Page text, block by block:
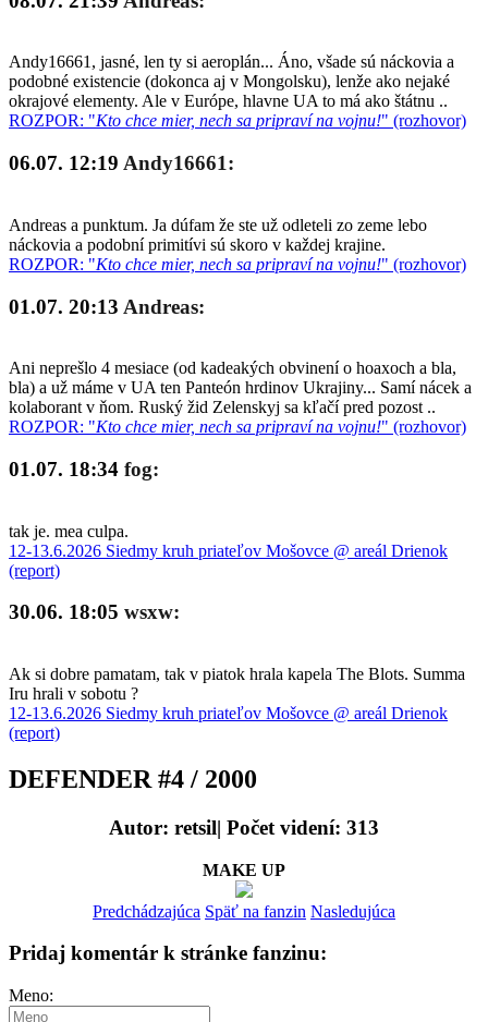
Andy16661, jasné, len ty si aeroplán... Áno, všade sú náckovia a
podobné existencie (dokonca aj v Mongolsku), lenže ako nejaké
okrajové elementy. Ale v Európe, hlavne UA to má ako štátnu ..
ROZPOR: "Kto chce mier, nech sa pripraví na vojnu!" (rozhovor)
06.07. 12:19 Andy16661:
Andreas a punktum. Ja dúfam že ste už odleteli zo zeme lebo
náckovia a podobní primitívi sú skoro v každej krajine.
ROZPOR: "Kto chce mier, nech sa pripraví na vojnu!" (rozhovor)
01.07. 20:13 Andreas:
Ani neprešlo 4 mesiace (od kadeakých obvinení o hoaxoch a bla,
bla) a už máme v UA ten Panteón hrdinov Ukrajiny... Samí nácek a
kolaborant v ňom. Ruský žid Zelenskyj sa kľačí pred pozost ..
ROZPOR: "Kto chce mier, nech sa pripraví na vojnu!" (rozhovor)
01.07. 18:34 fog:
tak je. mea culpa.
12-13.6.2026 Siedmy kruh priateľov Mošovce @ areál Drienok
(report)
30.06. 18:05 wsxw:
Ak si dobre pamatam, tak v piatok hrala kapela The Blots. Summa
Iru hrali v sobotu ?
12-13.6.2026 Siedmy kruh priateľov Mošovce @ areál Drienok
(report)
DEFENDER #4 / 2000
Autor: retsil| Počet videní: 313
MAKE UP
Predchádzajúca Späť na fanzin Nasledujúca
Pridaj komentár k stránke fanzinu:
Meno: